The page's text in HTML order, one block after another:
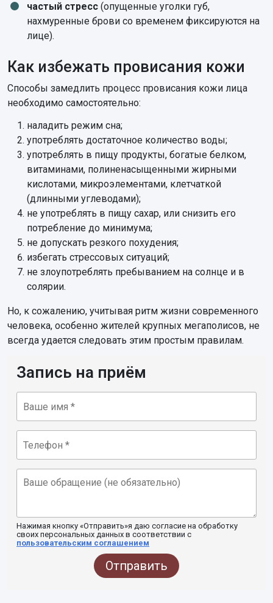
частый стресс (опущенные уголки губ,
нахмуренные брови со временем фиксируются на
лице).
Как избежать провисания кожи
Способы замедлить процесс провисания кожи лица
необходимо самостоятельно:
наладить режим сна;
употреблять достаточное количество воды;
употреблять в пищу продукты, богатые белком,
витаминами, полиненасыщенными жирными
кислотами, микроэлементами, клетчаткой
(длинными углеводами);
не употреблять в пищу сахар, или снизить его
потребление до минимума;
не допускать резкого похудения;
избегать стрессовых ситуаций;
не злоупотреблять пребыванием на солнце и в
солярии.
Но, к сожалению, учитывая ритм жизни современного
человека, особенно жителей крупных мегаполисов, не
всегда удается следовать этим простым правилам.
Запись на приём
Нажимая кнопку «Отправить»я даю согласие на обработку
своих персональных данных в соответствии с
пользовательским соглашением
Отправить